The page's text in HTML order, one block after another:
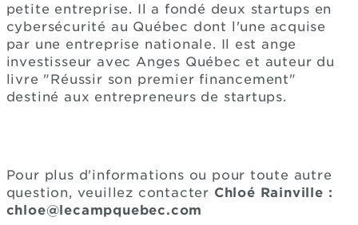
petite entreprise. Il a fondé deux startups en
cybersécurité au Québec dont l'une acquise
par une entreprise nationale. Il est ange
investisseur avec Anges Québec et auteur du
livre "Réussir son premier financement"
destiné aux entrepreneurs de startups.
Pour plus d'informations ou pour toute autre
question, veuillez contacter Chloé Rainville :
chloe@lecampquebec.com